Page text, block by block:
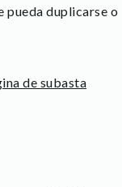
pueda duplicarse o
de subasta